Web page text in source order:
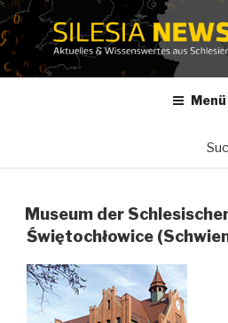
Zum
Inhalt
springen
Menü
Museum der
Świętochłowice